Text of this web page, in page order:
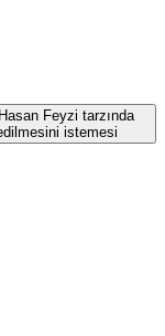
Feyzi tarzında
istemesi